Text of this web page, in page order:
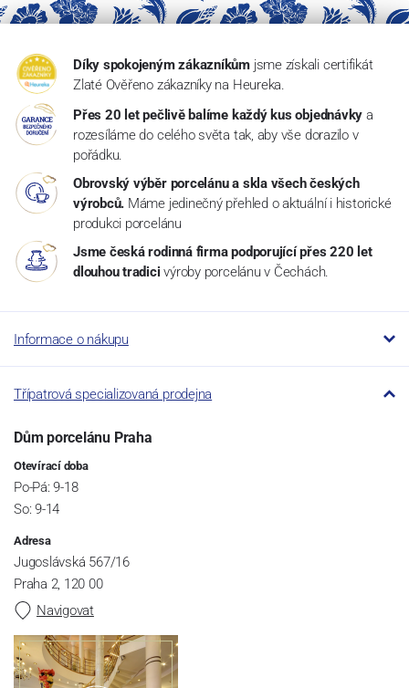
Díky spokojeným zákazníkům jsme získali certifikát
Zlaté Ověřeno zákazníky na Heureka.
Přes 20 let pečlivě balíme každý kus objednávky a
rozesíláme do celého světa tak, aby vše dorazilo v
pořádku.
Obrovský výběr porcelánu a skla všech českých
výrobců. Máme jedinečný přehled o aktuální i historické
produkci porcelánu
Jsme česká rodinná firma podporující přes 220 let
dlouhou tradici výroby porcelánu v Čechách.
Informace o nákupu
Třípatrová specializovaná prodejna
Dům porcelánu Praha
Otevírací doba
Po-Pá: 9-18
So: 9-14
Adresa
Jugoslávská 567/16
Praha 2, 120 00
Navigovat